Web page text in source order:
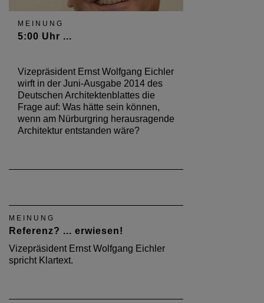
MEINUNG
5:00 Uhr ...
Vizepräsident Ernst Wolfgang Eichler
wirft in der Juni-Ausgabe 2014 des
Deutschen Architektenblattes die
Frage auf: Was hätte sein können,
wenn am Nürburgring herausragende
Architektur entstanden wäre?
MEINUNG
Referenz? ... erwiesen!
Vizepräsident Ernst Wolfgang Eichler
spricht Klartext.